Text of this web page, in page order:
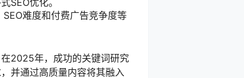
SEO优化。
难度和付费广告竞争度等
2025年，成功的关键词研究
并通过高质量内容将其融入